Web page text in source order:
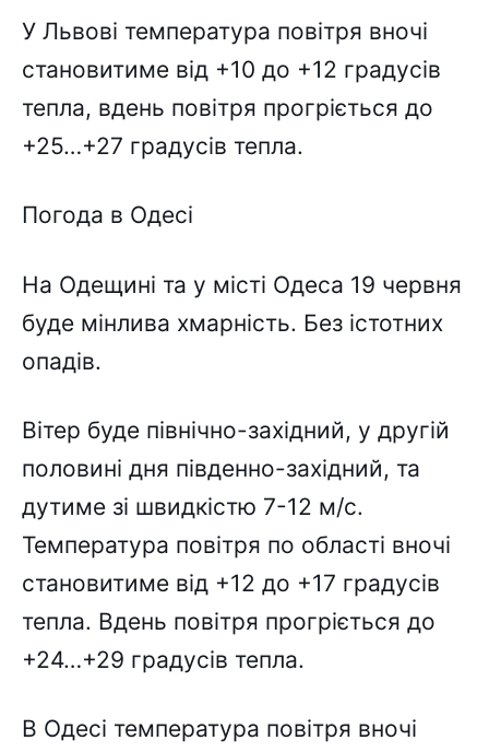
У Львові температура повітря вночі
становитиме від +10 до +12 градусів
тепла, вдень повітря прогріється до
+25…+27 градусів тепла.
Погода в Одесі
На Одещині та у місті Одеса 19 червня
буде мінлива хмарність. Без істотних
опадів.
Вітер буде північно-західний, у другій
половині дня південно-західний, та
дутиме зі швидкістю 7-12 м/с.
Температура повітря по області вночі
становитиме від +12 до +17 градусів
тепла. Вдень повітря прогріється до
+24…+29 градусів тепла.
В Одесі температура повітря вночі